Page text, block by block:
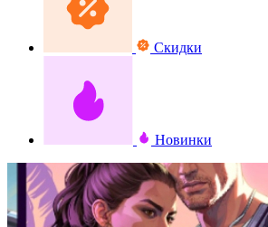
Скидки
Новинки